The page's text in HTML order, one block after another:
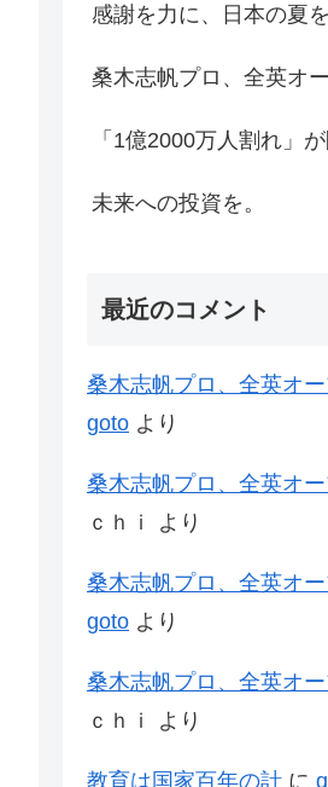
感謝を力に、日本の夏を
桑木志帆プロ、全英オ
「1億2000万人割れ」
未来への投資を。
最近のコメント
桑木志帆プロ、全英オー
goto より
桑木志帆プロ、全英オー
ｃｈｉ
より
桑木志帆プロ、全英オー
goto より
桑木志帆プロ、全英オー
ｃｈｉ
より
教育は国家百年の計 に